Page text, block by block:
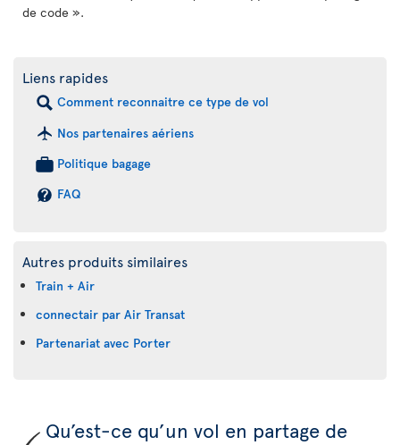
de code ».
Liens rapides
Comment reconnaitre ce type de vol
Nos partenaires aériens
Politique bagage
FAQ
Autres produits similaires
Train + Air
connectair par Air Transat
Partenariat avec Porter
Qu’est-ce qu’un vol en partage de